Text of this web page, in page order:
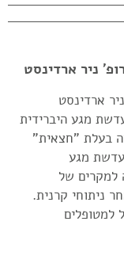
ניר ארדינסט
ארדינסט
מגע היברידית
בעלת "חצאית"
מגע
למקרים של
ניתוחי קרנית.
למטופלים